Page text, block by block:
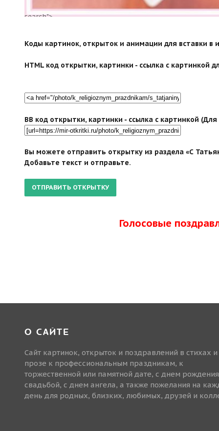
search">
Коды картинок, открыток и анимации для вставки в
HTML код открытки, картинки - ссылка с картинкой
BB код открытки, картинки - ссылка с картинкой
Вы можете отправить открытку из раздела «С
Добавьте текст и отправьте.
Голосовые
О САЙТЕ
Сайт картинок, открыток и поздравлений в стихах и
прозе к профессиональным праздникам, к
торжественной или памятной дате, с днем
свадьбой, с днем ангела, а также пожелания на
день для родных, близких, любимых, друзей и